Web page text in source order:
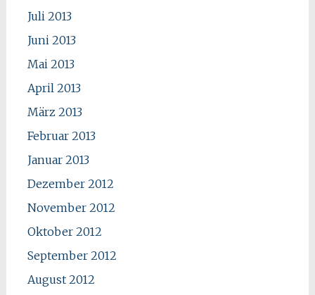
Juli 2013
Juni 2013
Mai 2013
April 2013
März 2013
Februar 2013
Januar 2013
Dezember 2012
November 2012
Oktober 2012
September 2012
August 2012